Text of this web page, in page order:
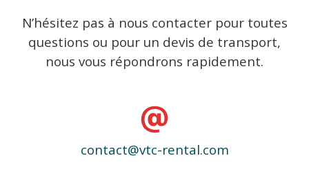
N’hésitez pas à nous contacter pour toutes
questions ou pour un devis de transport,
nous vous répondrons rapidement.
contact@vtc-rental.com